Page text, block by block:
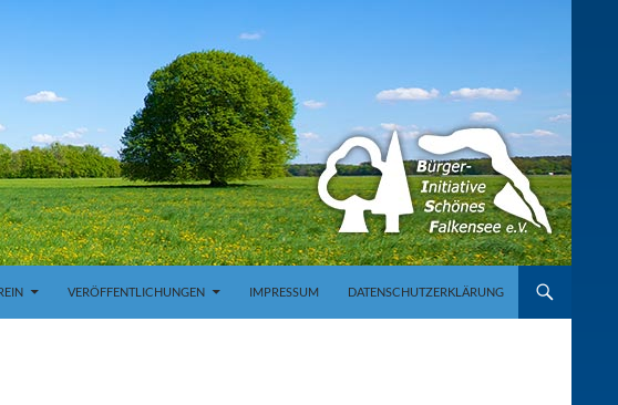
VERÖFFENTLICHUNGEN IMPRESSUM DATENSCHUTZERKLÄRUNG